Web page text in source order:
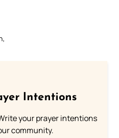
Intentions
your prayer intentions
community.